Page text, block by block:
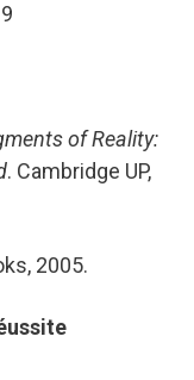
of Reality:
. Cambridge UP,
2005.